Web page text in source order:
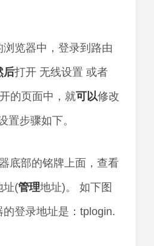
览器中，登录到路由
后打开 无线设置 或者
的页面中，就可以修改
置步骤如下。
底部的铭牌上面，查看
址(管理地址)。 如下图
登录地址是：tplogin.